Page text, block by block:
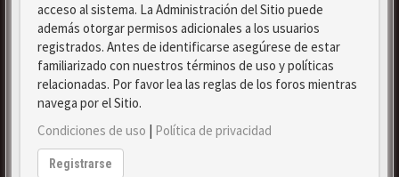
acceso al sistema. La Administración del Sitio puede
además otorgar permisos adicionales a los usuarios
registrados. Antes de identificarse asegúrese de estar
familiarizado con nuestros términos de uso y políticas
relacionadas. Por favor lea las reglas de los foros mientras
navega por el Sitio.
Condiciones de uso | Política de privacidad
Registrarse